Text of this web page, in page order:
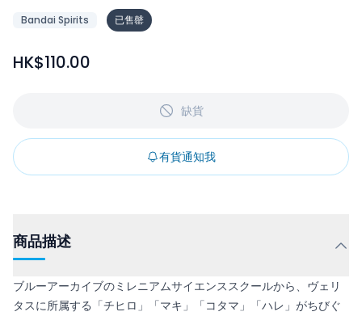
Bandai Spirits 已售罄
HK$110.00
缺貨
有貨通知我
商品描述
ブルーアーカイブのミレニアムサイエンススクールから、ヴェリ
タスに所属する「チヒロ」「マキ」「コタマ」「ハレ」がちびぐ